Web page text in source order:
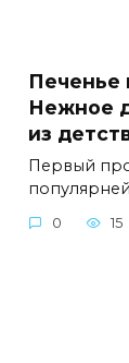
Печенье
Нежное
из
Первый
0 15